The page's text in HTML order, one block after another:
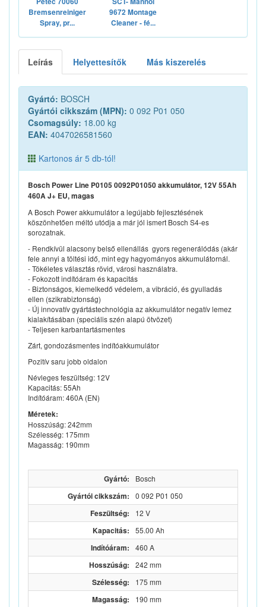
Bremsenreiniger
Spray, pr...
9672 Montage
Cleaner - fé...
Leírás Helyettesítők Más kiszerelés
Gyártó: BOSCH
Gyártói cikkszám (MPN): 0 092 P01 050
Csomagsúly: 18.00 kg
EAN: 4047026581560
Kartonos ár 5 db-tól!
Bosch Power Line P0105 0092P01050 akkumulátor, 12V 55Ah
460A J+ EU, magas
A Bosch Power akkumulátor a legújabb fejlesztésének
köszönhetően méltó utódja a már jól ismert Bosch S4-es
sorozatnak.
- Rendkívül alacsony belső ellenállás  gyors regenerálódás (akár
fele annyi a töltési idő, mint egy hagyományos akkumulátornál.
- Tökéletes választás rövid, városi használatra.
- Fokozott indítóáram és kapacitás
- Biztonságos, kiemelkedő védelem, a vibráció, és gyulladás
ellen (szikrabiztonság)
- Új innovatív gyártástechnológia az akkumulátor negatív lemez
kialakításában (speciális szén alapú ötvözet)
- Teljesen karbantartásmentes
Zárt, gondozásmentes indítóakkumulátor
Pozitív saru jobb oldalon
Névleges feszültség: 12V
Kapacitás: 55Ah
Indítóáram: 460A (EN)
Méretek:
Hosszúság: 242mm
Szélesség: 175mm
Magasság: 190mm
Gyártó: Bosch
Gyártói cikkszám: 0 092 P01 050
Feszültség: 12 V
Kapacitás: 55.00 Ah
Indítóáram: 460 A
Hosszúság: 242 mm
Szélesség: 175 mm
Magasság: 190 mm